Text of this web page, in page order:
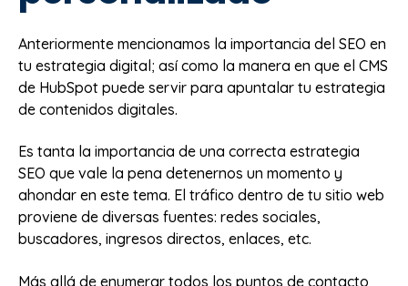
Anteriormente mencionamos la importancia del SEO en
tu estrategia digital; así como la manera en que el CMS
de HubSpot puede servir para apuntalar tu estrategia
de contenidos digitales.
Es tanta la importancia de una correcta estrategia
SEO que vale la pena detenernos un momento y
ahondar en este tema. El tráfico dentro de tu sitio web
proviene de diversas fuentes: redes sociales,
buscadores, ingresos directos, enlaces, etc.
Más allá de enumerar todos los puntos de contacto